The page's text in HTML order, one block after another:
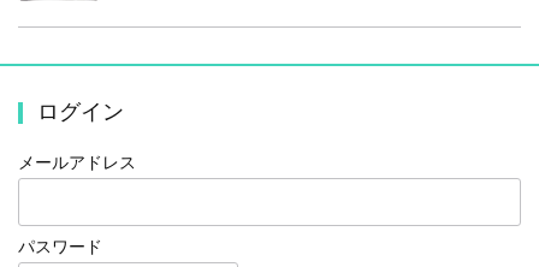
ログイン
メールアドレス
パスワード